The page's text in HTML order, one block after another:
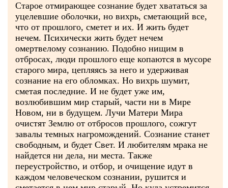
Старое отмирающее сознание будет хвататься за
уцелевшие оболочки, но вихрь, сметающий все,
что от прошлого, сметет и их. И жить будет
нечем. Психически жить будет нечем
омертвелому сознанию. Подобно нищим в
отбросах, люди прошлого еще копаются в мусоре
старого мира, цепляясь за него и удерживая
сознание на его обломках. Но вихрь шумит,
сметая последние. И не будет уже им,
возлюбившим мир старый, части ни в Мире
Новом, ни в будущем. Лучи Матери Мира
очистят Землю от отбросов прошлого, сожгут
завалы темных нагромождений. Сознание станет
свободным, и будет Свет. И любителям мрака не
найдется ни дела, ни места. Также
переустройство, и отбор, и очищение идут в
каждом человеческом сознании, рушится и